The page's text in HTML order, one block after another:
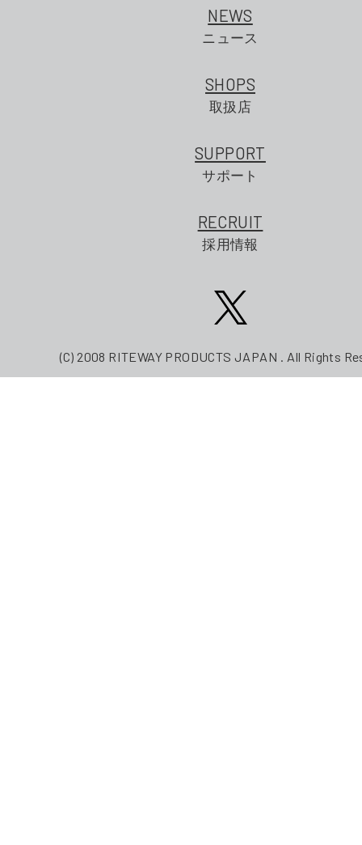
NEWS
ニュース
SHOPS
取扱店
SUPPORT
サポート
RECRUIT
採用情報
(C) 2008 RITEWAY PRODUCTS JAPAN . All Rights